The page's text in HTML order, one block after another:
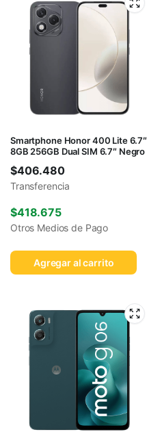
Smartphone Honor 400 Lite 6.7″
8GB 256GB Dual SIM 6.7″ Negro
$406.480
Transferencia
$418.675
Otros Medios de Pago
Agregar al carrito